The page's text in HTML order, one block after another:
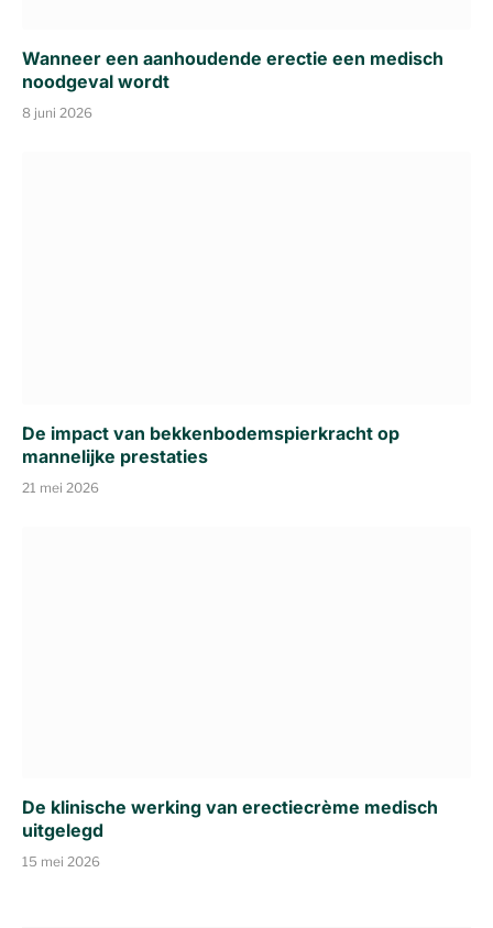
Wanneer een aanhoudende erectie een medisch
noodgeval wordt
8 juni 2026
De impact van bekkenbodemspierkracht op
mannelijke prestaties
21 mei 2026
De klinische werking van erectiecrème medisch
uitgelegd
15 mei 2026